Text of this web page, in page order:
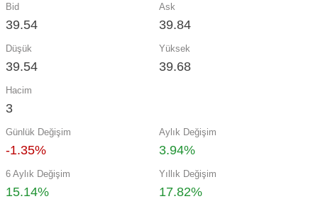
Bid
39.54
Ask
39.84
Düşük
39.54
Yüksek
39.68
Hacim
3
Günlük Değişim
-1.35%
Aylık Değişim
3.94%
6 Aylık Değişim
15.14%
Yıllık Değişim
17.82%